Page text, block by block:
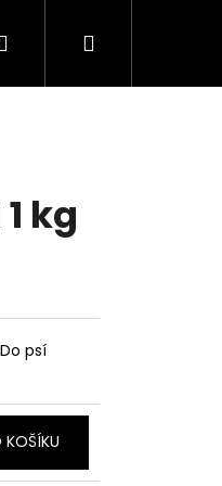
PřihlášeníNákupní
kg
Do psí
KOŠÍKU
Následující